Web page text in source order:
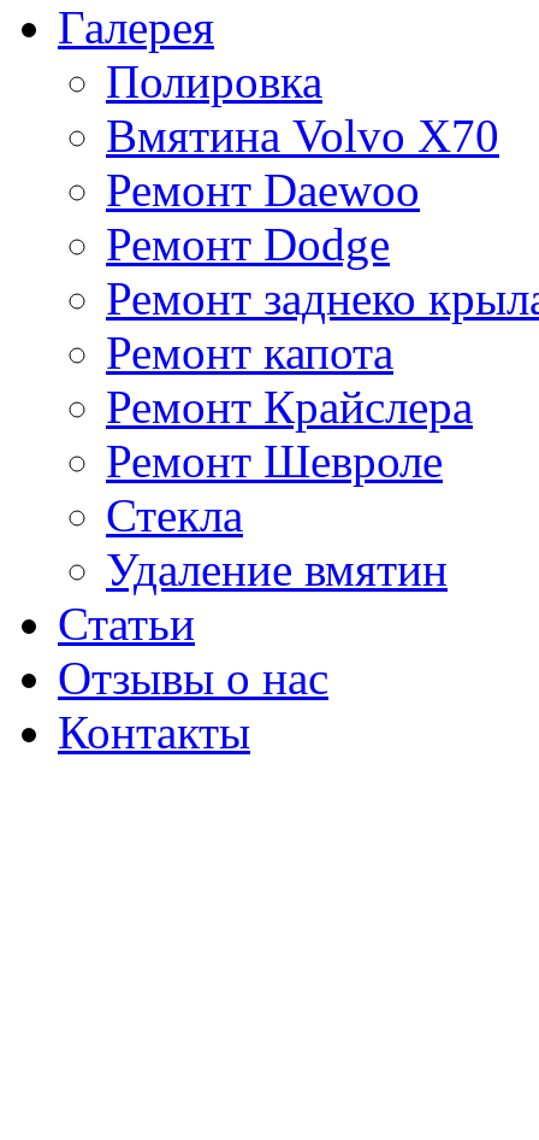
Галерея
Полировка
Вмятина Volvo X70
Ремонт Daewoo
Ремонт Dodge
Ремонт заднеко
Ремонт капота
Ремонт Крайслера
Ремонт Шевроле
Стекла
Удаление вмятин
Статьи
Отзывы о нас
Контакты